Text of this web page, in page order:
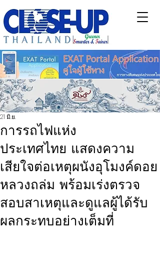
การรถไฟแห่ง
ประเทศไทย แสดงความ
เสียใจต่อเหตุผนังอุโมงค์ดอย
หลวงถล่ม พร้อมเร่งตรวจ
สอบสาเหตุและดูแลผู้ได้รับ
ผลกระทบอย่างเต็มที่
21 มิ.ย.